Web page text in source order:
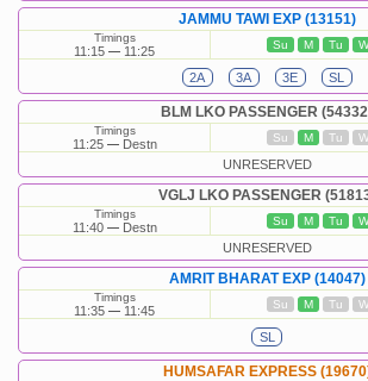
JAMMU TAWI EXP (13151)
Timings
11:15 11:25 Su M Tu W
2A 3A 3E SL
BLM LKO PASSENGER
Timings
11:25 Destn Su M Tu W
UNRESERVED
VGLJ LKO PASSENGER
Timings
11:40 Destn Su M Tu W
UNRESERVED
AMRIT BHARAT EXP (14047)
Timings
11:35 11:45 Su M Tu W
SL
HUMSAFAR EXPRESS